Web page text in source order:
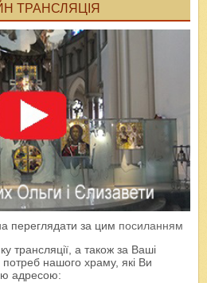
ТРАНСЛЯЦІЯ
переглядати за цим посиланням
трансляції, а також за Ваші
нашого храму, які Ви
адресою: